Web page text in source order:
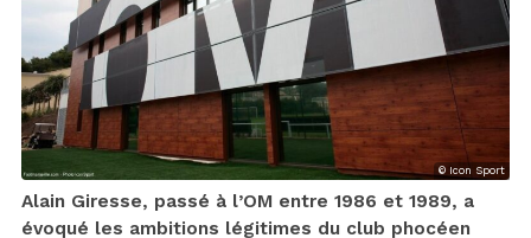
© Icon Sport
Alain Giresse, passé à l’OM entre 1986 et 1989, a
évoqué les ambitions légitimes du club phocéen